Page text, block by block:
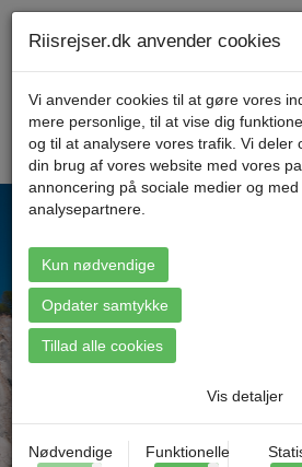
Menu
Riisrejser.dk anvender cookies
Vi anvender cookies til at gøre vores
mere personlige, til at vise dig
og til at analysere vores trafik. Vi deler
din brug af vores website med vores
annoncering på sociale medier og
analysepartnere.
Kun nødvendige
Opdater samtykke
Tillad alle cookies
Vis detaljer
Nødvendige
Funktionelle